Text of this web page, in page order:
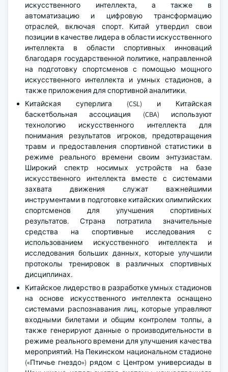
искусственного интеллекта, а также в
автоматизацию и цифровую трансформацию
отраслей, включая спорт. Китай утвердил свои
позиции в качестве лидера в области искусственного
интеллекта в области спортивных инноваций
благодаря государственной политике, направленной
на подготовку спортсменов с помощью мощного
искусственного интеллекта и умных стадионов, а
также приложения для спортивной аналитики.
Китайская суперлига (CSL) и Китайская
баскетбольная ассоциация (CBA) используют
технологию искусственного интеллекта для
понимания результатов игроков, предотвращения
травм и предоставления спортивной статистики в
режиме реального времени своим энтузиастам.
Широкий спектр носимых устройств на базе
искусственного интеллекта вместе с системами
захвата движения служат важнейшими
инструментами в подготовке китайских олимпийских
спортсменов для улучшения спортивных
результатов. Страна потратила значительные
средства на спортивные исследования с
использованием искусственного интеллекта и
исследования больших данных, которые улучшили
протоколы тренировок в различных спортивных
дисциплинах.
Китайское лидерство в разработке умных стадионов
на основе искусственного интеллекта оснащено
системами распознавания лиц, которые управляют
входными билетами и общим контролем толпы, а
также генерируют данные о производительности в
режиме реального времени для улучшения качества
мероприятий. На Пекинском национальном стадионе
(«Птичье гнездо») рядом с Центром универсиады в